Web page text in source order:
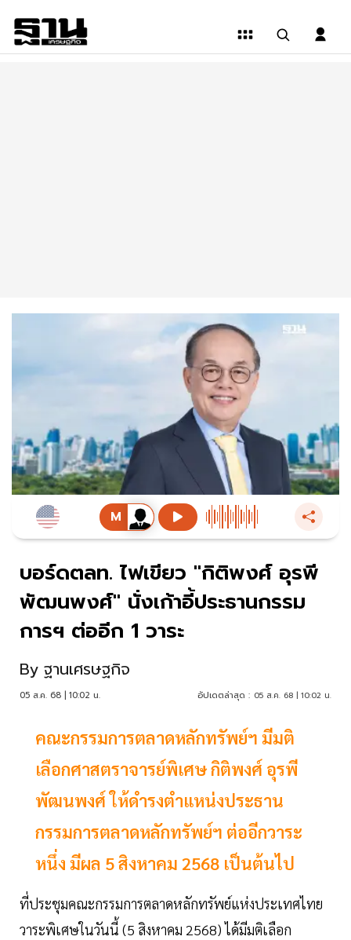
บอร์ดตลท. ไฟเขียว "กิติพงศ์ อุรพี
พัฒนพงศ์" นั่งเก้าอี้ประธานกรรม
การฯ ต่ออีก 1 วาระ
By ฐานเศรษฐกิจ
05 ส.ค. 68 | 10:02 น. อัปเดตล่าสุด : 05 ส.ค. 68 | 10:02 น.
คณะกรรมการตลาดหลักทรัพย์ฯ มีมติ
เลือกศาสตราจารย์พิเศษ กิติพงศ์ อุรพี
พัฒนพงศ์ ให้ดำรงตำแหน่งประธาน
กรรมการตลาดหลักทรัพย์ฯ ต่ออีกวาระ
หนึ่ง มีผล 5 สิงหาคม 2568 เป็นต้นไป
ที่ประชุมคณะกรรมการตลาดหลักทรัพย์แห่งประเทศไทย
วาระพิเศษในวันนี้ (5 สิงหาคม 2568) ได้มีมติเลือก